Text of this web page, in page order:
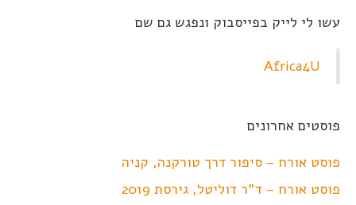
עשו לי לייק בפייסבוק ונפגש גם שם
Africa4U
פוסטים אחרונים
פוסט אורח – סיפור דרך טורקנה, קניה
פוסט אורח – ד"ר דוליטל, גירסת 2019